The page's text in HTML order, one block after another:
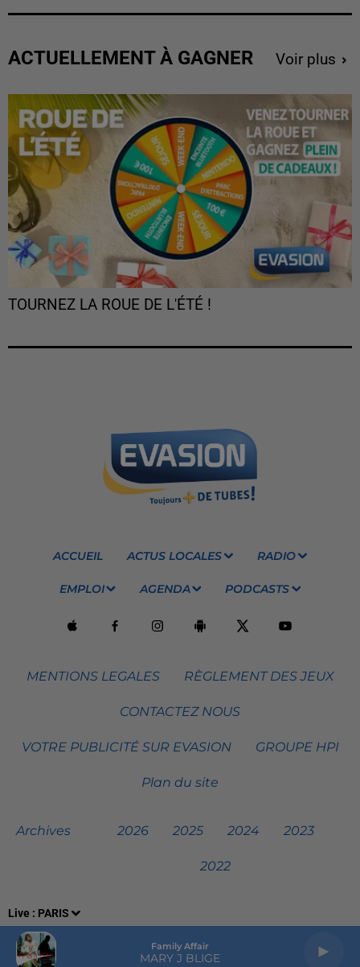
Live : PARIS
Family Affair
MARY J BLIGE
ACTUELLEMENT À GAGNER Voir plus
TOURNEZ LA ROUE DE L'ÉTÉ !
ACCUEIL ACTUS LOCALES RADIO
EMPLOI AGENDA PODCASTS
MENTIONS LEGALES RÈGLEMENT DES JEUX
CONTACTEZ NOUS
VOTRE PUBLICITÉ SUR EVASION GROUPE HPI
Plan du site
Archives 2026 2025 2024 2023
2022